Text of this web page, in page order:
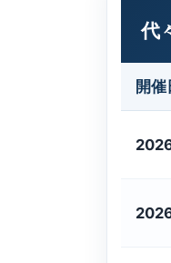
代
開催